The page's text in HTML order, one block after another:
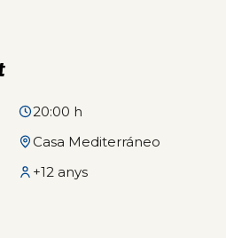
20:00 h
Casa Mediterráneo
+12 anys